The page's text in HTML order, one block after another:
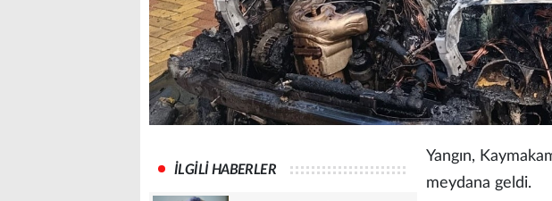
İLGİLİ HABERLER
Yangın,
meydana geldi.